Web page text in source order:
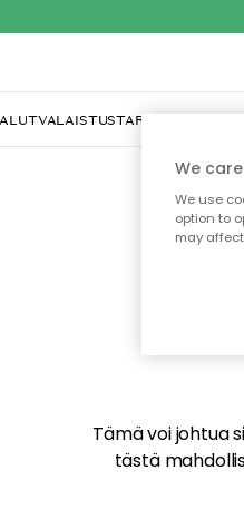
VALAISTUSTARJOILU JA
Tämä voi johtua
tästä
We
We use
option to
may